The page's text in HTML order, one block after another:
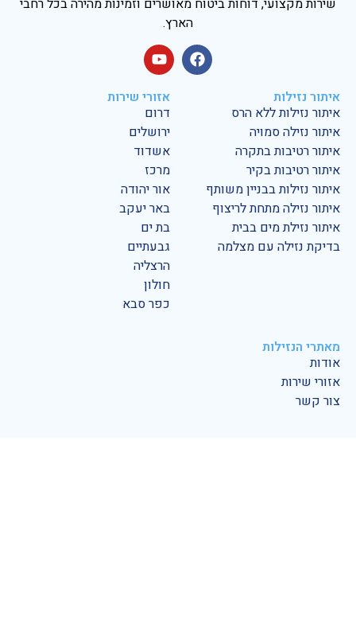
שירות מקצועי, דוחות ביטוח מאושרים וזמינות מהירה בכל רחבי
הארץ.
איתור נזילות
איתור נזילות ללא הרס
איתור נזילה סמויה
איתור רטיבות בתקרה
איתור רטיבות בקיר
איתור נזילות בבניין משותף
איתור נזילה מתחת לריצוף
איתור נזילת מים בבית
בדיקת נזילה עם מצלמה
אזורי שירות
דרום
ירושלים
אשדוד
מרכז
אור יהודה
באר יעקב
בת ים
גבעתיים
הרצליה
חולון
כפר סבא
מאתרי הנזילות
אודות
אזורי שירות
צור קשר